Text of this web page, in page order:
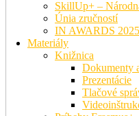
SkillUp+ –
Únia zručností
IN AWARDS 2025
Materiály
Knižnica
Dokumenty
Prezentácie
Tlačové